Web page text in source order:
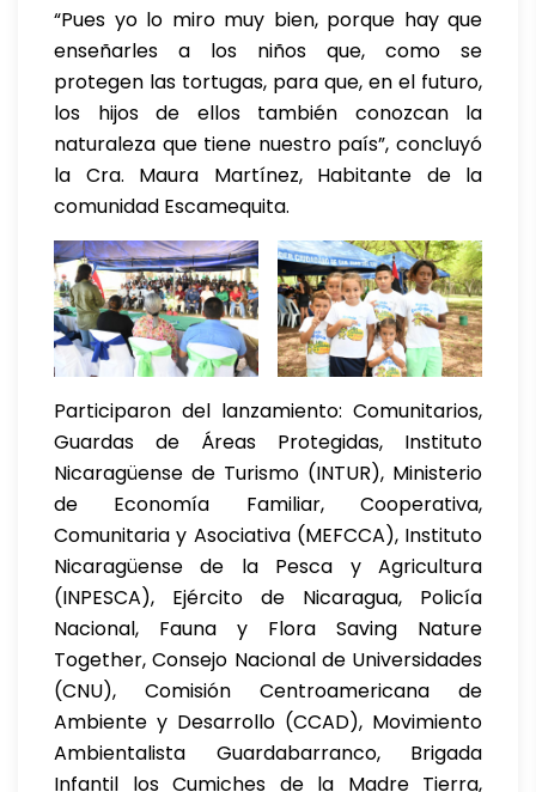
“Pues yo lo miro muy bien, porque hay que
enseñarles a los niños que, como se
protegen las tortugas, para que, en el futuro,
los hijos de ellos también conozcan la
naturaleza que tiene nuestro país”, concluyó
la Cra. Maura Martínez, Habitante de la
comunidad Escamequita.
Participaron del lanzamiento: Comunitarios,
Guardas de Áreas Protegidas, Instituto
Nicaragüense de Turismo (INTUR), Ministerio
de Economía Familiar, Cooperativa,
Comunitaria y Asociativa (MEFCCA), Instituto
Nicaragüense de la Pesca y Agricultura
(INPESCA), Ejército de Nicaragua, Policía
Nacional, Fauna y Flora Saving Nature
Together, Consejo Nacional de Universidades
(CNU), Comisión Centroamericana de
Ambiente y Desarrollo (CCAD), Movimiento
Ambientalista Guardabarranco, Brigada
Infantil los Cumiches de la Madre Tierra,